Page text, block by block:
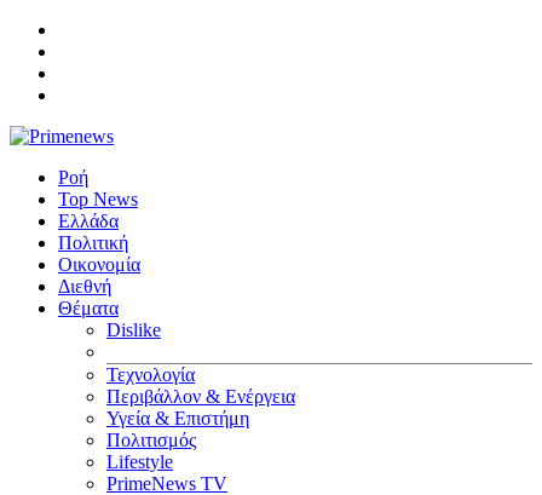
Ροή
Top News
Ελλάδα
Πολιτική
Οικονομία
Διεθνή
Θέματα
Dislike
Τεχνολογία
Περιβάλλον & Ενέργεια
Υγεία & Επιστήμη
Πολιτισμός
Lifestyle
PrimeNews TV